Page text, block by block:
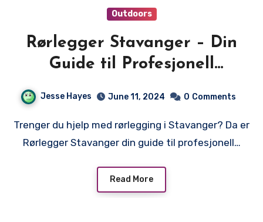
Outdoors
Rørlegger Stavanger – Din
Guide til Profesjonell
Jesse Hayes June 11, 2024 0 Comments
Trenger du hjelp med rørlegging i Stavanger? Da er
Rørlegger Stavanger din guide til profesjonell…
Read More